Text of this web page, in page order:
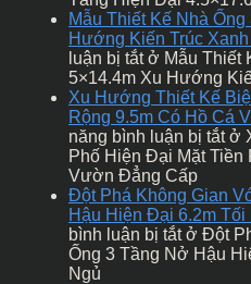
Mẫu Thiết Kế Nhà
Hướng Kiến Trúc
luận bị tắtở Mẫu Thiết
5×14.4m Xu Hướng
Xu Hướng Thiết Kế
Rộng 9.5m Có Hồ Cá
năng bình luận bị tắtở
Phố Hiện Đại Mặt Tiền
Vườn Đẳng Cấp
Đột Phá Không Gian
Hậu Hiện Đại 6.2m
bình luận bị tắtở Đột
Ống 3 Tầng Nở Hậu
Ngủ